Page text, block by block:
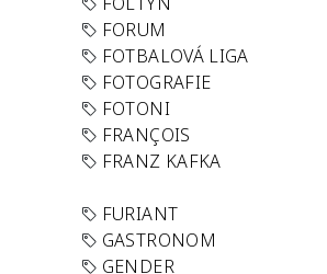
FORUM
FOTBALOVÁ LIGA
FOTOGRAFIE
FOTONI
FRANÇOIS
FRANZ KAFKA
FURIANT
GASTRONOM
GENDER